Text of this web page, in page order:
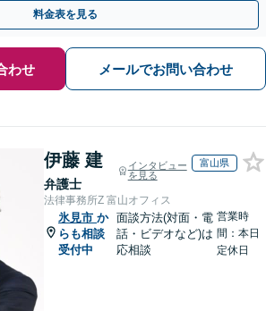
料金表を見る
わせ メールでお問い合わせ
伊藤 建
弁護士
インタビュー
を見る
富山県
法律事務所Z 富山オフィス
氷見市 か
らも相談
受付中
面談方法(対面・電
話・ビデオなど)は
応相談
営業時
間：本日
定休日